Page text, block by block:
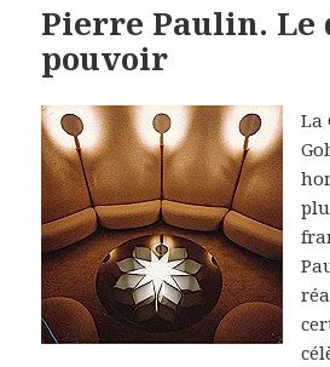
Pierre Paulin. Le
pouvoir
La